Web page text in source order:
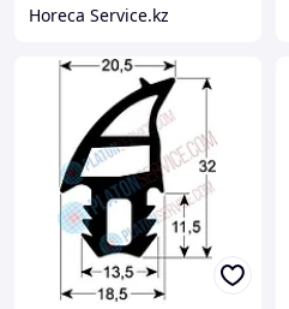
Horeca Service.kz